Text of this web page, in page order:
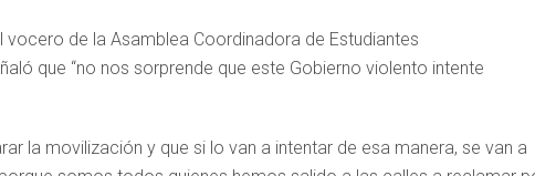
de la Asamblea Coordinadora de Estudiantes
que “no nos sorprende que este Gobierno violento intente
la movilización y que si lo van a intentar de esa manera, se van a